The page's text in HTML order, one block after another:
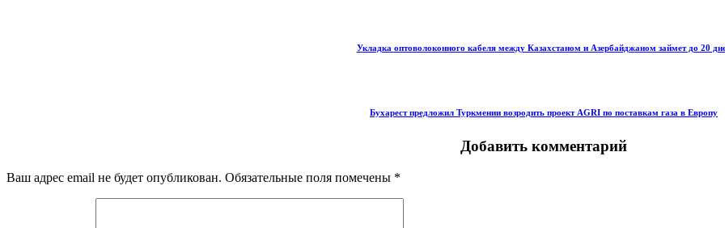
Укладка оптоволоконного кабеля между Казахстаном и Азербайджаном займет до 20
Бухарест предложил Туркмении возродить проект AGRI по поставкам газа в Европу
Добавить комментарий
Ваш адрес email не будет опубликован. Обязательные поля помечены *